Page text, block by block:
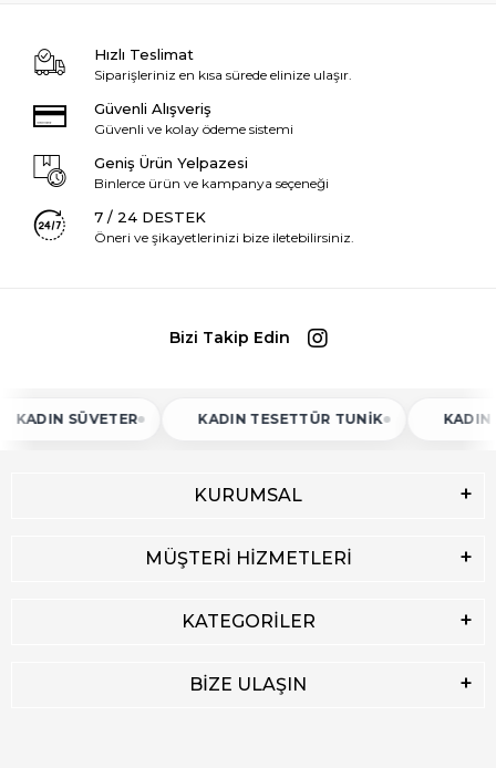
Hızlı Teslimat
Siparişleriniz en kısa sürede elinize ulaşır.
Güvenli Alışveriş
Güvenli ve kolay ödeme sistemi
Geniş Ürün Yelpazesi
Binlerce ürün ve kampanya seçeneği
7 / 24 DESTEK
Öneri ve şikayetlerinizi bize iletebilirsiniz.
Bizi Takip Edin
SÜVETER KADIN TESETTÜR TUNIK KADIN ATLET
KURUMSAL
MÜŞTERİ HİZMETLERİ
KATEGORİLER
BİZE ULAŞIN